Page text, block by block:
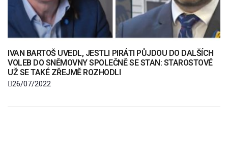
IVAN BARTOŠ UVEDL, JESTLI PIRÁTI PŮJDOU DO DALŠÍCH
VOLEB DO SNĚMOVNY SPOLEČNĚ SE STAN: STAROSTOVÉ
UŽ SE TAKÉ ZŘEJMĚ ROZHODLI
26/07/2022